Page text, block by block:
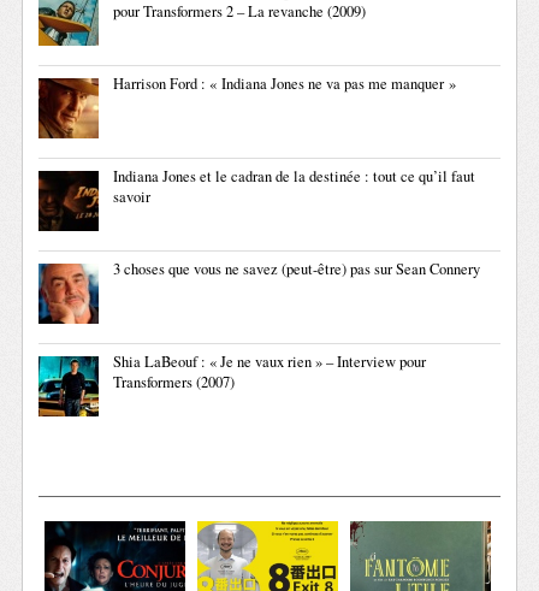
pour Transformers 2 – La revanche (2009)
Harrison Ford : « Indiana Jones ne va pas me manquer »
Indiana Jones et le cadran de la destinée : tout ce qu’il faut
savoir
3 choses que vous ne savez (peut-être) pas sur Sean Connery
Shia LaBeouf : « Je ne vaux rien » – Interview pour
Transformers (2007)